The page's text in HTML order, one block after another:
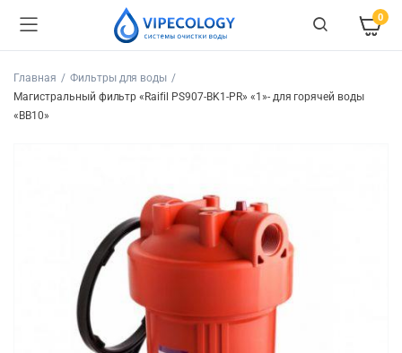
0
Главная
Фильтры для воды
Магистральный фильтр «Raifil PS907-BK1-PR» «1»- для горячей воды
«BB10»